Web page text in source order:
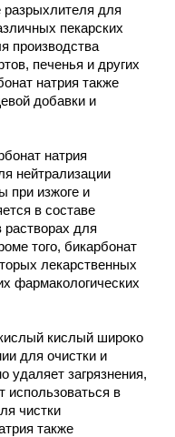
для
пекарских
производства
печенья и других
натрия также
добавки и
натрия
нейтрализации
при изжоге и
в составе
растворах для
того, бикарбонат
лекарственных
фармакологических
кислый широко
для очистки и
удаляет загрязнения,
использоваться в
чистки
также